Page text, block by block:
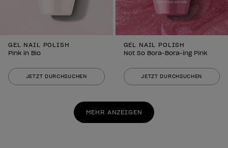
GEL NAIL POLISH
Pink in Bio
JETZT DURCHSUCHEN
GEL NAIL POLISH
Not So Bora-Bora-ing Pink
JETZT DURCHSUCHEN
MEHR ANZEIGEN